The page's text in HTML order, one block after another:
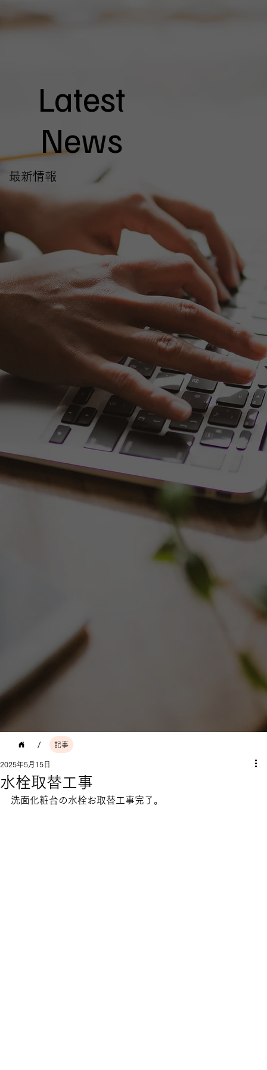
Latest
News
最新情報
水栓取替工事
2025年5月15日
洗面化粧台の水栓お取替工事完了。
/ 記事